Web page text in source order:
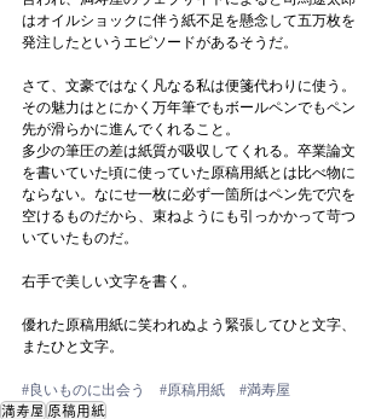
はオイルショックに伴う紙不足を懸念して五万枚を
発注したというエピソードがあるそうだ。
さて、文豪ではなく凡なる私は便箋代わりに使う。
その魅力はとにかく万年筆でもボールペンでもペン
先が滑らかに進んでくれること。
多少の筆圧の差は紙質が吸収してくれる。卒業論文
を書いていた頃に使っていた原稿用紙とは比べ物に
ならない。なにせ一枚に必ず一箇所はペン先で穴を
空けるものだから、束ねようにも引っかかって苛つ
いていたものだ。
右手で美しい文字を書く。
優れた原稿用紙に笑われぬよう緊張してひと文字、
またひと文字。
#良いものに出会う #原稿用紙 #満寿屋
満寿屋 原稿用紙